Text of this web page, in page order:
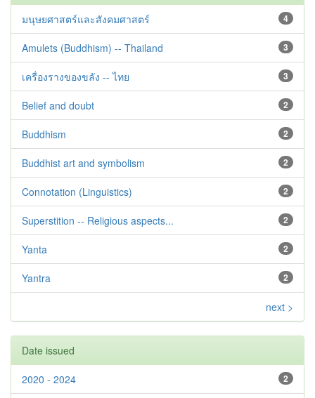
4
มนุษยศาสตร์และสังคมศาสตร์
3
Amulets (Buddhism) -- Thailand
3
เครื่องรางของขลัง -- ไทย
2
Belief and doubt
2
Buddhism
2
Buddhist art and symbolism
2
Connotation (Linguistics)
2
Superstition -- Religious aspects...
2
Yanta
2
Yantra
next >
Date issued
2
2020 - 2024